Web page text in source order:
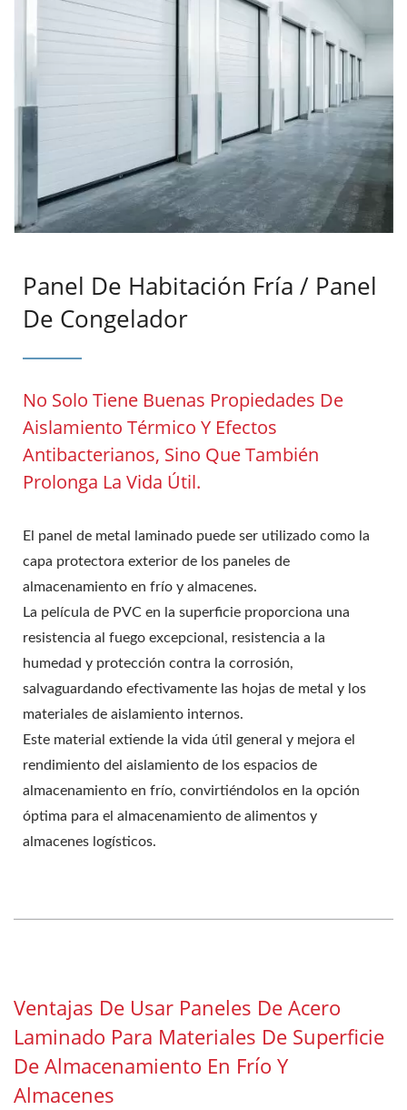
Panel De Habitación Fría / Panel
De Congelador
No Solo Tiene Buenas Propiedades De
Aislamiento Térmico Y Efectos
Antibacterianos, Sino Que También
Prolonga La Vida Útil.
El panel de metal laminado puede ser utilizado como la
capa protectora exterior de los paneles de
almacenamiento en frío y almacenes.
La película de PVC en la superficie proporciona una
resistencia al fuego excepcional, resistencia a la
humedad y protección contra la corrosión,
salvaguardando efectivamente las hojas de metal y los
materiales de aislamiento internos.
Este material extiende la vida útil general y mejora el
rendimiento del aislamiento de los espacios de
almacenamiento en frío, convirtiéndolos en la opción
óptima para el almacenamiento de alimentos y
almacenes logísticos.
Ventajas De Usar Paneles De Acero
Laminado Para Materiales De Superficie
De Almacenamiento En Frío Y
Almacenes